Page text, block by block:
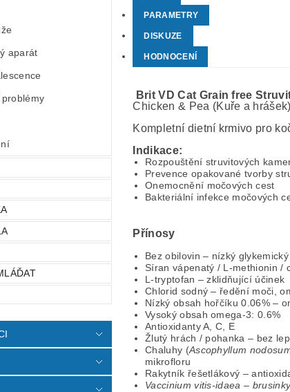
aparát
PARAMETRY
DISKUZE
HODNOCENÍ
Brit VD Cat Grain free
Chicken & Pea (Kuře a hrášek)
Kompletní dietní krmivo pro
Indikace:
Rozpouštění struvitových
Prevence opakované tvorby
Onemocnění močových cest
Bakteriální infekce močových
Přínosy
Bez obilovin – nízký
Síran vápenatý / L-methionin /
L-tryptofan – zklidňující účinek
Chlorid sodný – ředění moči,
Nízký obsah hořčíku 0.06% –
Vysoký obsah omega-3: 0.6%
Antioxidanty A, C, E
Žlutý hrách / pohanka – bez
Chaluhy (Ascophyllum
mikrofloru
Rakytník řešetlákový –
Vaccinium vitis-idaea –